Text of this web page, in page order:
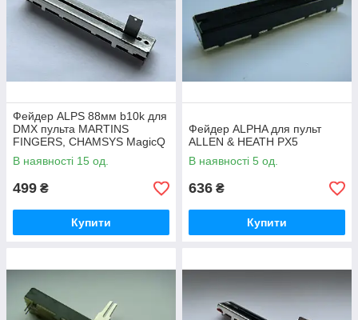
Фейдер ALPS 88мм b10k для
DMX пульта MARTINS
FINGERS, CHAMSYS MagicQ
MQ500, MQ100, MQ80,
MQ70, MQ50, PC Wings
В наявності 15 од.
499 ₴
Купити
Фейдер ALPHA для пульт
ALLEN & HEATH PX5
В наявності 5 од.
636 ₴
Купити